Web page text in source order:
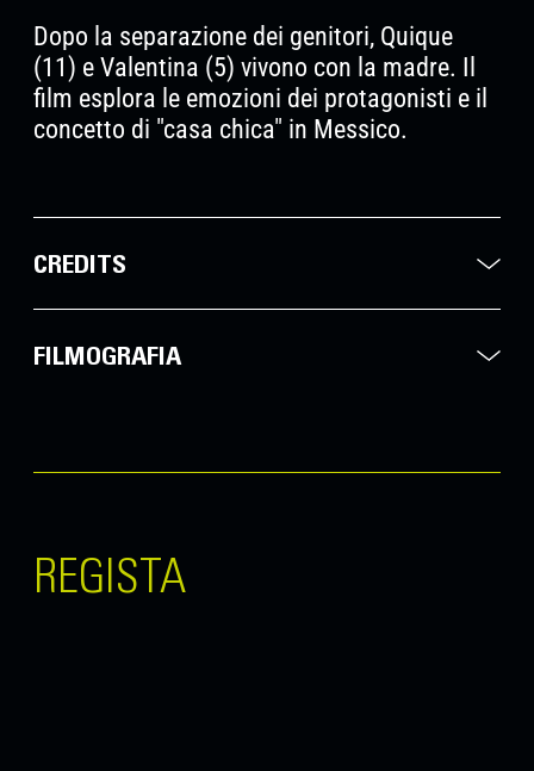
Dopo la separazione dei genitori, Quique
(11) e Valentina (5) vivono con la madre. Il
film esplora le emozioni dei protagonisti e il
concetto di "casa chica" in Messico.
CREDITS
FILMOGRAFIA
REGISTA